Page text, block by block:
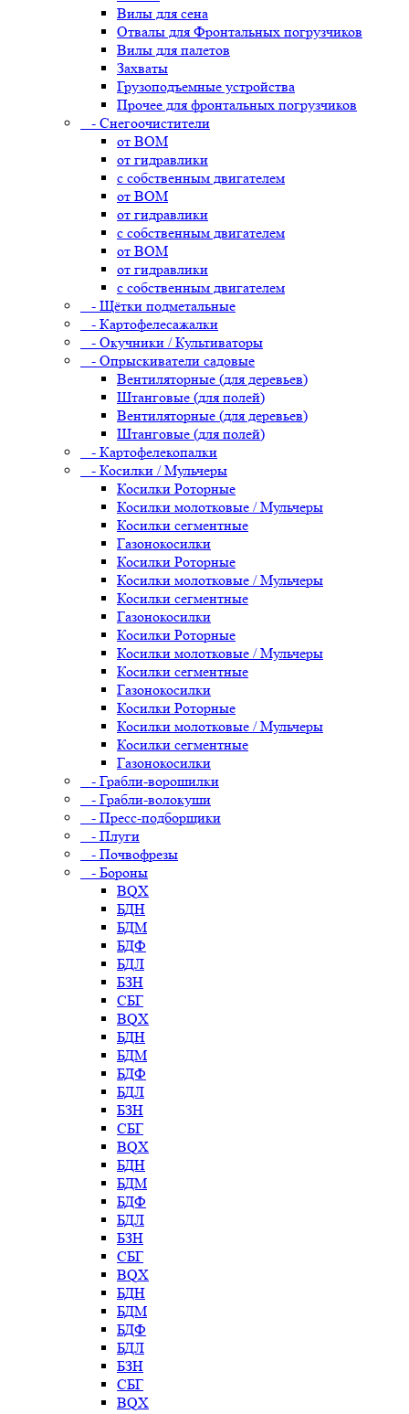
Вилы для сена
Отвалы для Фронтальных погрузчиков
Вилы для палетов
Захваты
Грузоподъемные устройства
Прочее для фронтальных погрузчиков
- Снегоочистители
от ВОМ
от гидравлики
с собственным двигателем
от ВОМ
от гидравлики
с собственным двигателем
от ВОМ
от гидравлики
с собственным двигателем
- Щётки подметальные
- Картофелесажалки
- Окучники / Культиваторы
- Опрыскиватели садовые
Вентиляторные (для деревьев)
Штанговые (для полей)
Вентиляторные (для деревьев)
Штанговые (для полей)
- Картофелекопалки
- Косилки / Мульчеры
Косилки Роторные
Косилки молотковые / Мульчеры
Косилки сегментные
Газонокосилки
Косилки Роторные
Косилки молотковые / Мульчеры
Косилки сегментные
Газонокосилки
Косилки Роторные
Косилки молотковые / Мульчеры
Косилки сегментные
Газонокосилки
Косилки Роторные
Косилки молотковые / Мульчеры
Косилки сегментные
Газонокосилки
- Грабли-ворошилки
- Грабли-волокуши
- Пресс-подборщики
- Плуги
- Почвофрезы
- Бороны
BQX
БДН
БДМ
БДФ
БДЛ
БЗН
СБГ
BQX
БДН
БДМ
БДФ
БДЛ
БЗН
СБГ
BQX
БДН
БДМ
БДФ
БДЛ
БЗН
СБГ
BQX
БДН
БДМ
БДФ
БДЛ
БЗН
СБГ
BQX